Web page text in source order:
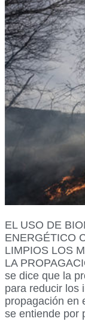
EL USO DE
ENERGÉTICO
LIMPIOS LOS
LA
se dice que la
para reducir los
propagación en
se entiende por